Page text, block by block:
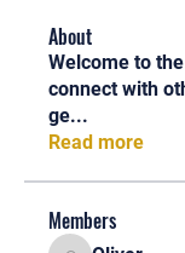
About
Welcome to
connect with
ge...
Read more
Members